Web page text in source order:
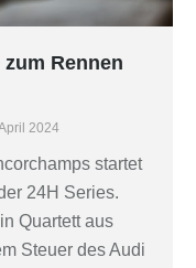
Rennen
2024
startet
24H Series.
Quartett aus
Steuer des Audi